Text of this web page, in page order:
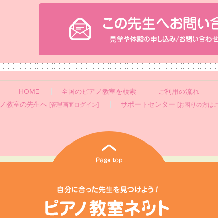
HOME 全国のピアノ教室を検索
ご利用の流れ
教室の先生へ [管理画面ログイン] サポートセンター [お困りの方は